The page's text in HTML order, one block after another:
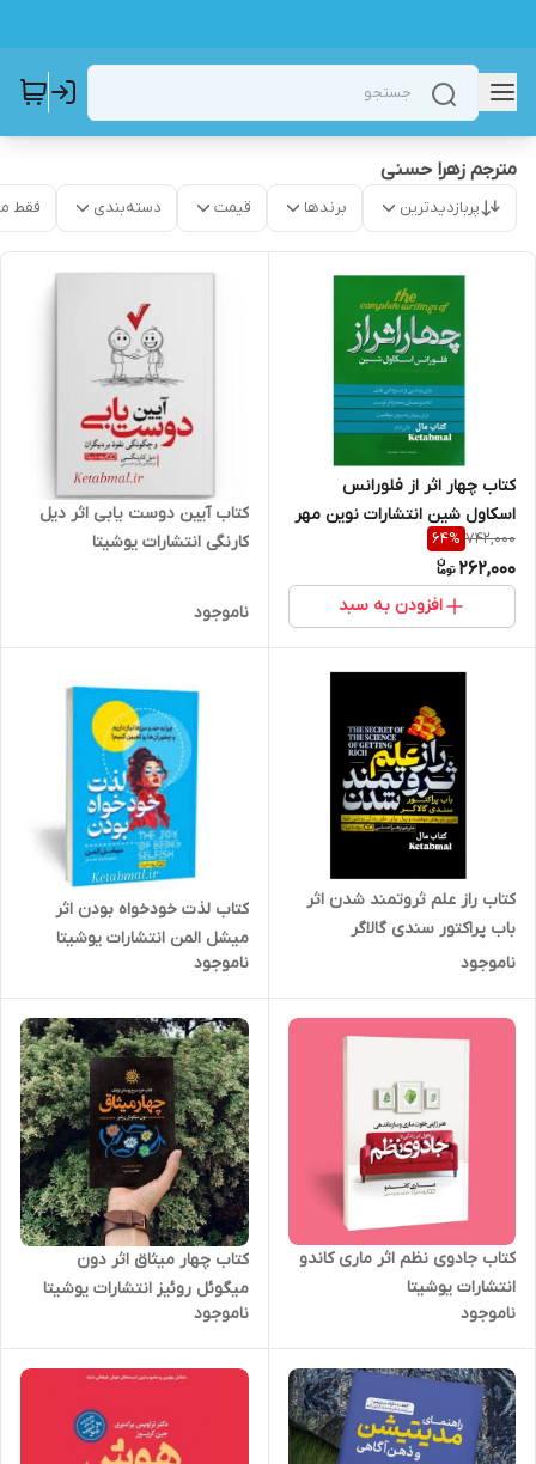
مترجم زهرا حسنی
پربازدیدترین برندها قیمت دسته‌بندی فقط
کتاب چهار اثر از فلورانس
اسکاول شین انتشارات نوین مهر
742,000
64%
262,000
افزودن به سبد
کتاب آیین دوست یابی اثر دیل
کارنگی انتشارات یوشیتا
ناموجود
کتاب راز علم ثروتمند شدن اثر
باب پراکتور سندی گالاگر
انتشارات یوشیتا
ناموجود
کتاب لذت خودخواه بودن اثر
میشل المن انتشارات یوشیتا
ناموجود
کتاب جادوی نظم اثر ماری کاندو
انتشارات یوشیتا
ناموجود
کتاب چهار میثاق اثر دون
میگوئل روئیز انتشارات یوشیتا
ناموجود